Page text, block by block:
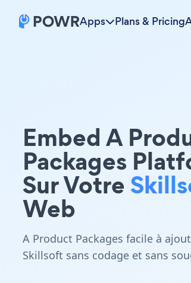
Apps Plans & Pricing
Embed A
Packages
Sur Votre
Web
A Product Packages facile à
Skillsoft sans codage et sans